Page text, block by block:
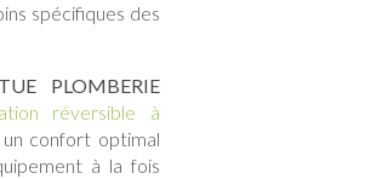
spécifiques des
PLOMBERIE
réversible à
confort optimal
à la fois